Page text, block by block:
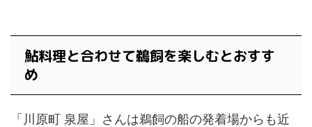
鮎料理と合わせて鵜飼を楽しむとおすす
め
「川原町 泉屋」さんは鵜飼の船の発着場からも近